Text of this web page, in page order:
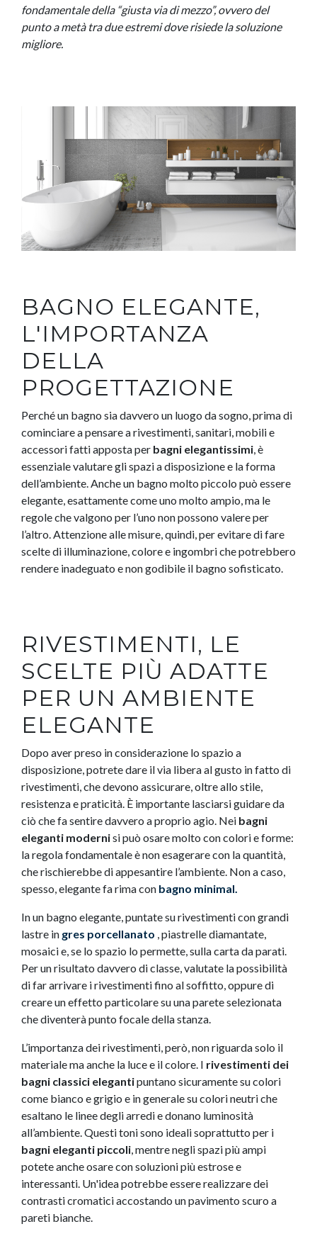
fondamentale della “giusta via di mezzo”, ovvero del
punto a metà tra due estremi dove risiede la soluzione
migliore.
BAGNO ELEGANTE,
L'IMPORTANZA
DELLA
PROGETTAZIONE
Perché un bagno sia davvero un luogo da sogno, prima di
cominciare a pensare a rivestimenti, sanitari, mobili e
accessori fatti apposta per bagni elegantissimi , è
essenziale valutare gli spazi a disposizione e la forma
dell’ambiente. Anche un bagno molto piccolo può essere
elegante, esattamente come uno molto ampio, ma le
regole che valgono per l’uno non possono valere per
l’altro. Attenzione alle misure, quindi, per evitare di fare
scelte di illuminazione, colore e ingombri che potrebbero
rendere inadeguato e non godibile il bagno sofisticato.
RIVESTIMENTI, LE
SCELTE PIÙ ADATTE
PER UN AMBIENTE
ELEGANTE
Dopo aver preso in considerazione lo spazio a
disposizione, potrete dare il via libera al gusto in fatto di
rivestimenti, che devono assicurare, oltre allo stile,
resistenza e praticità. È importante lasciarsi guidare da
ciò che fa sentire davvero a proprio agio. Nei bagni
eleganti modernisi può osare molto con colori e forme:
la regola fondamentale è non esagerare con la quantità,
che rischierebbe di appesantire l’ambiente. Non a caso,
spesso, elegante fa rima con bagno minimal.
In un bagno elegante, puntate su rivestimenti con grandi
lastre in gres porcellanato , piastrelle diamantate,
mosaici e, se lo spazio lo permette, sulla carta da parati.
Per un risultato davvero di classe, valutate la possibilità
di far arrivare i rivestimenti fino al soffitto, oppure di
creare un effetto particolare su una parete selezionata
che diventerà punto focale della stanza.
L’importanza dei rivestimenti, però, non riguarda solo il
materiale ma anche la luce e il colore. I rivestimenti dei
bagni classici elegantipuntano sicuramente su colori
come bianco e grigio e in generale su colori neutri che
esaltano le linee degli arredi e donano luminosità
all’ambiente. Questi toni sono ideali soprattutto per i
bagni eleganti piccoli , mentre negli spazi più ampi
potete anche osare con soluzioni più estrose e
interessanti. Un'idea potrebbe essere realizzare dei
contrasti cromatici accostando un pavimento scuro a
pareti bianche.